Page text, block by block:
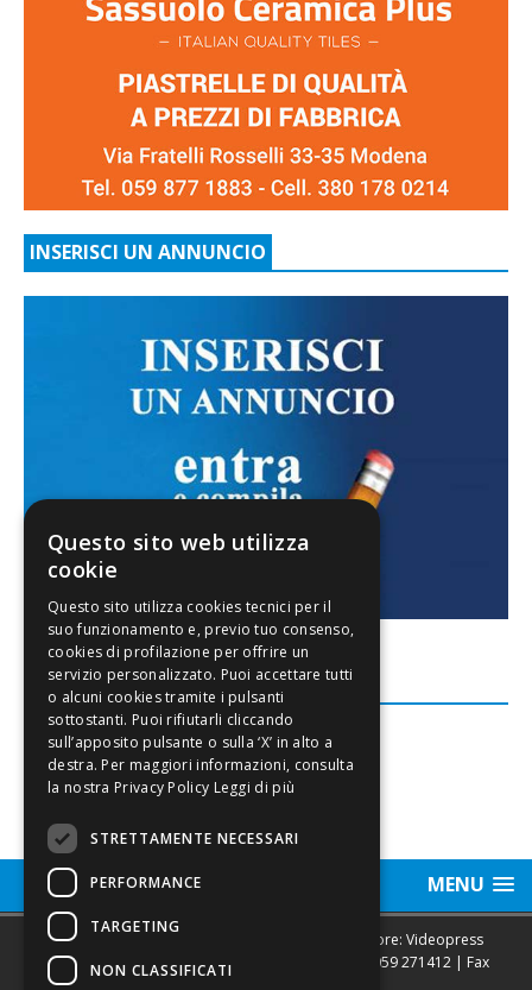
INSERISCI UN ANNUNCIO
FACEBOOK
MENU
Sede legale, Redazione, pubblicità e annunci Editore: Videopress
Modena S.r.l. via Emilia Est, 402/6 - Modena | Tel.
059 271412 | Fax
Questo sito web utilizza
cookie
Leggi di più
STRETTAMENTE NECESSARI
PERFORMANCE
TARGETING
NON CLASSIFICATI